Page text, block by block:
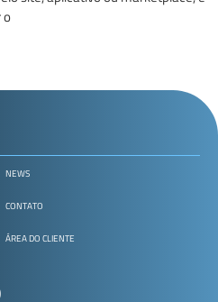
o
NEWS
CONTATO
ÁREA DO CLIENTE